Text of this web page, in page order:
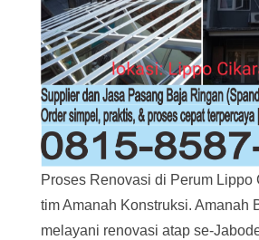
Proses Renovasi di Perum Lippo
tim Amanah Konstruksi. Amanah
melayani renovasi atap se-